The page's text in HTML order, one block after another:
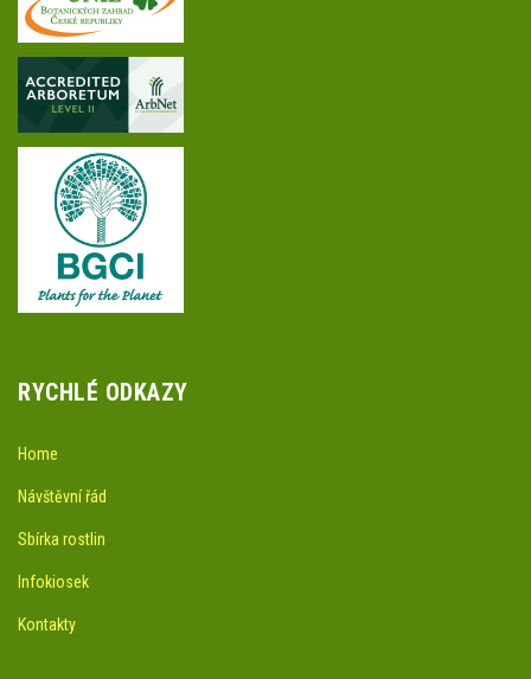
RYCHLÉ ODKAZY
Home
Návštěvní řád
Sbírka rostlin
Infokiosek
Kontakty